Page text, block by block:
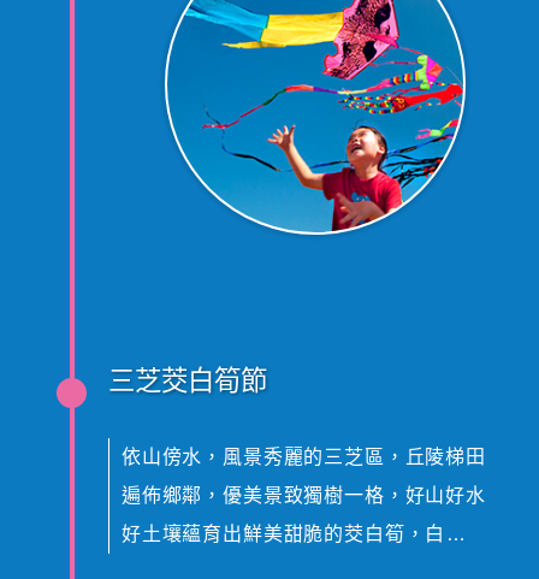
三芝茭白筍節
依山傍水，風景秀麗的三芝區，丘陵梯田
遍佈鄉鄰，優美景致獨樹一格，好山好水
好土壤蘊育出鮮美甜脆的茭白筍，白淨光